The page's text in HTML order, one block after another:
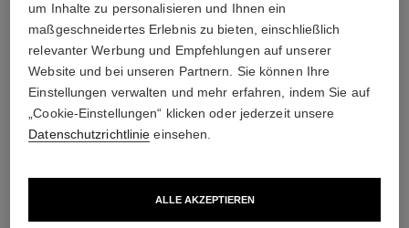
20 Diamanten im Brillantschliff von insgesamt 0,46ct
einschließlich 1 zentraler Diamant im Brillantschliff von
0,25ct, GIA-zertifiziert
Die Merkmale jeder Kreation können variieren**
um Inhalte zu personalisieren und Ihnen ein
maßgeschneidertes Erlebnis zu bieten, einschließlich
relevanter Werbung und Empfehlungen auf unserer
Website und bei unseren Partnern. Sie können Ihre
Einstellungen verwalten und mehr erfahren, indem Sie auf
„Cookie-Einstellungen“ klicken oder jederzeit unsere
Datenschutzrichtlinie einsehen.
ALLE AKZEPTIEREN